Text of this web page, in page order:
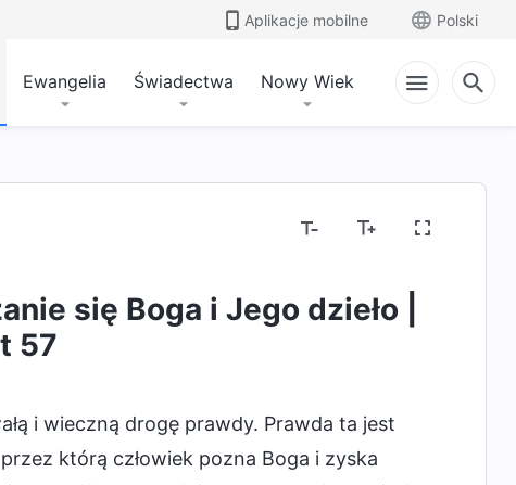
Aplikacje mobilne Polski
Ewangelia Świadectwa Nowy Wiek
dzieła Bożego Usposobienie Boga oraz to, co
się Boga i Jego dzieło |
57
i wieczną drogę prawdy. Prawda ta jest
którą człowiek pozna Boga i zyska